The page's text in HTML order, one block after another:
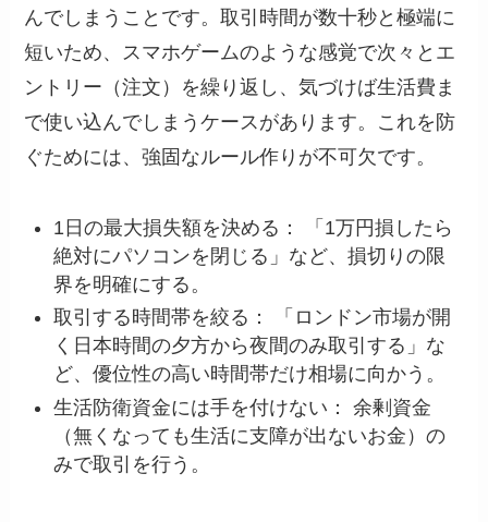
んでしまうことです。取引時間が数十秒と極端に
短いため、スマホゲームのような感覚で次々とエ
ントリー（注文）を繰り返し、気づけば生活費ま
で使い込んでしまうケースがあります。これを防
ぐためには、強固なルール作りが不可欠です。
1日の最大損失額を決める： 「1万円損したら
絶対にパソコンを閉じる」など、損切りの限
界を明確にする。
取引する時間帯を絞る： 「ロンドン市場が開
く日本時間の夕方から夜間のみ取引する」な
ど、優位性の高い時間帯だけ相場に向かう。
生活防衛資金には手を付けない： 余剰資金
（無くなっても生活に支障が出ないお金）の
みで取引を行う。